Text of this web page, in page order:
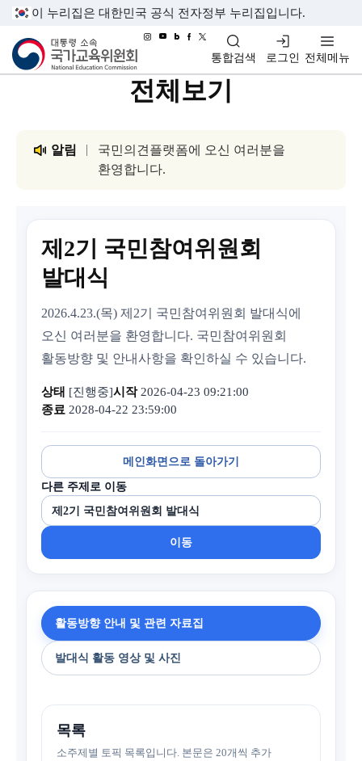
이 누리집은 대한민국 공식 전자정부 누리집입니다.
대통령소속 국가교육위원회
통합검색 로그인 전체메뉴
전체보기
알림
국민의견플랫폼에 오신 여러분을
환영합니다.
제2기 국민참여위원회
발대식
2026.4.23.(목) 제2기 국민참여위원회 발대식에
오신 여러분을 환영합니다. 국민참여위원회
활동방향 및 안내사항을 확인하실 수 있습니다.
상태 [진행중]시작2026-04-23 09:21:00
종료 2028-04-22 23:59:00
메인화면으로 돌아가기
다른 주제로 이동
이동
활동방향 안내 및 관련 자료집
발대식 활동 영상 및 사진
목록
소주제별 토픽 목록입니다. 본문은 20개씩 추가